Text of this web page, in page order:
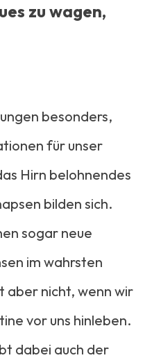
zu wagen,
besonders,
für unser
Hirn belohnendes
bilden sich.
sogar neue
im wahrsten
aber nicht, wenn wir
vor uns hinleben.
dabei auch der